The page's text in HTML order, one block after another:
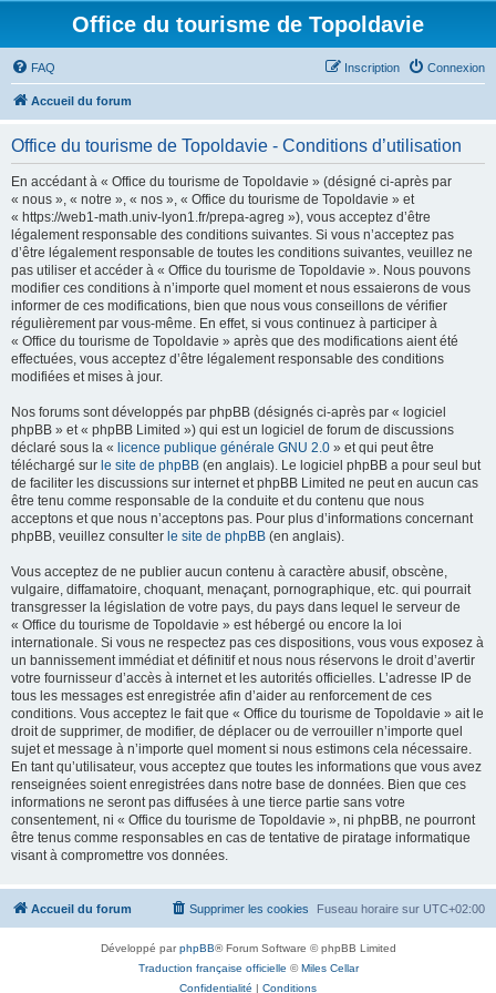
Office du tourisme de Topoldavie
FAQ Connexion
Inscription
Accueil du forum
Office du tourisme de Topoldavie - Conditions d’utilisation
En accédant à « Office du tourisme de Topoldavie » (désigné ci-après par
« nous », « notre », « nos », « Office du tourisme de Topoldavie » et
« https://web1-math.univ-lyon1.fr/prepa-agreg »), vous acceptez d’être
légalement responsable des conditions suivantes. Si vous n’acceptez pas
d’être légalement responsable de toutes les conditions suivantes, veuillez ne
pas utiliser et accéder à « Office du tourisme de Topoldavie ». Nous pouvons
modifier ces conditions à n’importe quel moment et nous essaierons de vous
informer de ces modifications, bien que nous vous conseillons de vérifier
régulièrement par vous-même. En effet, si vous continuez à participer à
« Office du tourisme de Topoldavie » après que des modifications aient été
effectuées, vous acceptez d’être légalement responsable des conditions
modifiées et mises à jour.
Nos forums sont développés par phpBB (désignés ci-après par « logiciel
phpBB » et « phpBB Limited ») qui est un logiciel de forum de discussions
déclaré sous la « licence publique générale GNU 2.0 » et qui peut être
téléchargé sur le site de phpBB (en anglais). Le logiciel phpBB a pour seul but
de faciliter les discussions sur internet et phpBB Limited ne peut en aucun cas
être tenu comme responsable de la conduite et du contenu que nous
acceptons et que nous n’acceptons pas. Pour plus d’informations concernant
phpBB, veuillez consulter le site de phpBB (en anglais).
Vous acceptez de ne publier aucun contenu à caractère abusif, obscène,
vulgaire, diffamatoire, choquant, menaçant, pornographique, etc. qui pourrait
transgresser la législation de votre pays, du pays dans lequel le serveur de
« Office du tourisme de Topoldavie » est hébergé ou encore la loi
internationale. Si vous ne respectez pas ces dispositions, vous vous exposez à
un bannissement immédiat et définitif et nous nous réservons le droit d’avertir
votre fournisseur d’accès à internet et les autorités officielles. L’adresse IP de
tous les messages est enregistrée afin d’aider au renforcement de ces
conditions. Vous acceptez le fait que « Office du tourisme de Topoldavie » ait le
droit de supprimer, de modifier, de déplacer ou de verrouiller n’importe quel
sujet et message à n’importe quel moment si nous estimons cela nécessaire.
En tant qu’utilisateur, vous acceptez que toutes les informations que vous avez
renseignées soient enregistrées dans notre base de données. Bien que ces
informations ne seront pas diffusées à une tierce partie sans votre
consentement, ni « Office du tourisme de Topoldavie », ni phpBB, ne pourront
être tenus comme responsables en cas de tentative de piratage informatique
visant à compromettre vos données.
Accueil du forum Fuseau horaire sur UTC+02:00
Supprimer les cookies
Développé parphpBB® Forum Software © phpBB Limited
Traduction française officielle ©Miles Cellar
Confidentialité | Conditions